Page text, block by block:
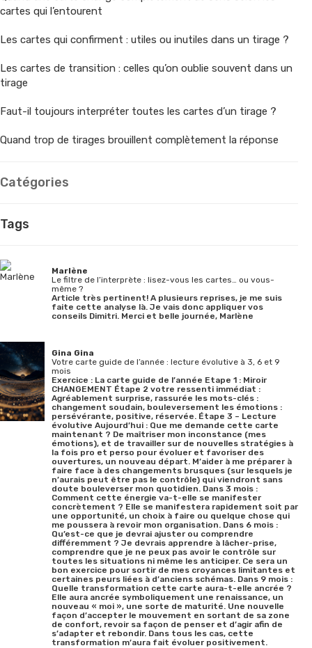
cartes qui l’entourent
Les cartes qui confirment : utiles ou inutiles dans un tirage ?
Les cartes de transition : celles qu’on oublie souvent dans un
tirage
Faut-il toujours interpréter toutes les cartes d’un tirage ?
Quand trop de tirages brouillent complètement la réponse
Catégories
Tags
Marlène
Le filtre de l’interprète : lisez-vous les cartes… ou vous-
même ?
Article très pertinent! A plusieurs reprises, je me suis
faite cette analyse là. Je vais donc appliquer vos
conseils Dimitri. Merci et belle journée, Marlène
Gina Gina
Votre carte guide de l’année : lecture évolutive à 3, 6 et 9
mois
Exercice : La carte guide de l’année Etape 1 : Miroir
CHANGEMENT Étape 2 votre ressenti immédiat :
Agréablement surprise, rassurée les mots-clés :
changement soudain, bouleversement les émotions :
persévérante, positive, réservée. Étape 3 – Lecture
évolutive Aujourd’hui : Que me demande cette carte
maintenant ? De maîtriser mon inconstance (mes
émotions), et de travailler sur de nouvelles stratégies à
la fois pro et perso pour évoluer et favoriser des
ouvertures, un nouveau départ. M’aider à me préparer à
faire face à des changements brusques (sur lesquels je
n’aurais peut être pas le contrôle) qui viendront sans
doute bouleverser mon quotidien. Dans 3 mois :
Comment cette énergie va-t-elle se manifester
concrètement ? Elle se manifestera rapidement soit par
une opportunité, un choix à faire ou quelque chose qui
me poussera à revoir mon organisation. Dans 6 mois :
Qu’est-ce que je devrai ajuster ou comprendre
différemment ? Je devrais apprendre à lâcher-prise,
comprendre que je ne peux pas avoir le contrôle sur
toutes les situations ni même les anticiper. Ce sera un
bon exercice pour sortir de mes croyances limitantes et
certaines peurs liées à d’anciens schémas. Dans 9 mois :
Quelle transformation cette carte aura-t-elle ancrée ?
Elle aura ancrée symboliquement une renaissance, un
nouveau « moi », une sorte de maturité. Une nouvelle
façon d’accepter le mouvement en sortant de sa zone
de confort, revoir sa façon de penser et d’agir afin de
s’adapter et rebondir. Dans tous les cas, cette
transformation m’aura fait évoluer positivement.